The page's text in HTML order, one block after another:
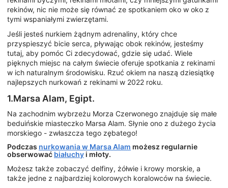
rekinów, nic nie może się równać ze spotkaniem oko w oko z
tymi wspaniałymi zwierzętami.
Jeśli jesteś nurkiem żądnym adrenaliny, który chce
przyspieszyć bicie serca, pływając obok rekinów, jesteśmy
tutaj, aby pomóc Ci zdecydować, gdzie się udać. Wiele
pięknych miejsc na całym świecie oferuje spotkania z rekinami
w ich naturalnym środowisku. Rzuć okiem na naszą dziesiątkę
najlepszych nurkowań z rekinami w 2022 roku.
1.Marsa Alam, Egipt.
Na zachodnim wybrzeżu Morza Czerwonego znajduje się małe
beduińskie miasteczko Marsa Alam. Słynie ono z dużego życia
morskiego - zwłaszcza tego zębatego!
Podczas nurkowania w Marsa Alam możesz regularnie
obserwować białuchy i młoty.
Możesz także zobaczyć delfiny, żółwie i krowy morskie, a
także jedne z najbardziej kolorowych koralowców na świecie.